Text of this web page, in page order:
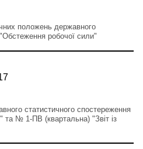
положень державного
робочої сили"
статистичного спостереження
та № 1-ПВ (квартальна) "Звіт із